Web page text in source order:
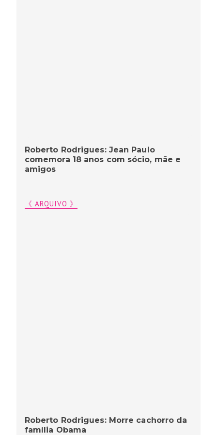
Roberto Rodrigues: Jean Paulo
comemora 18 anos com sócio, mãe e
amigos
《 ARQUIVO 》
Roberto Rodrigues: Morre cachorro da
família Obama